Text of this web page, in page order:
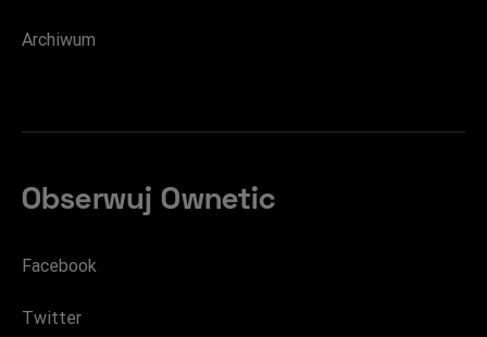
Archiwum
Obserwuj Ownetic
Facebook
Twitter